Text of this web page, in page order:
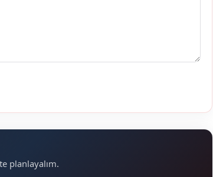
planlayalım.